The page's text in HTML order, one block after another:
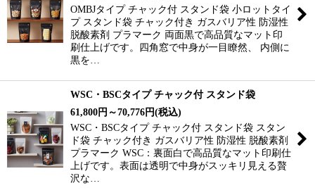
OMBJタイプ チャック付 スタンド袋 小ロットタイ
プ スタンド袋 チャック付き ガスバリア性 防湿性
脱酸素剤 プラマーク 両面黒で高品質なマット印
刷仕上げです。四角窓で中身が一目瞭然、 内側に
黒を…
WSC・BSCタイプ チャック付 スタンド袋
61,800円 ～70,776円(税込)
WSC・BSCタイプ チャック付 スタンド袋 スタン
ド袋 チャック付き ガスバリア性 防湿性 脱酸素剤
プラマーク WSC：裏面白で高品質なマット印刷仕
上げです。表面は透明で中身がスッキリ見える贅
沢な…